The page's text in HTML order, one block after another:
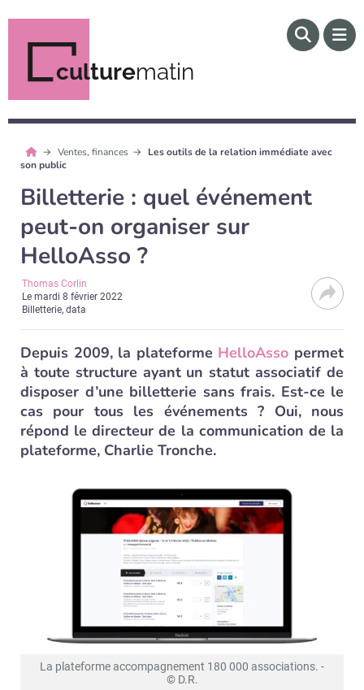
culturematin
Ventes, finances
Les outils de la relation immédiate avec
son public
Billetterie : quel événement
peut-on organiser sur
HelloAsso ?
Thomas Corlin
Lemardi 8 février 2022
Billetterie, data
Depuis 2009, la plateforme HelloAsso permet
à toute structure ayant un statut associatif de
disposer d’une billetterie sans frais. Est-ce le
cas pour tous les événements ? Oui, nous
répond le directeur de la communication de la
plateforme, Charlie Tronche.
La plateforme accompagnement 180 000 associations. -
© D.R.